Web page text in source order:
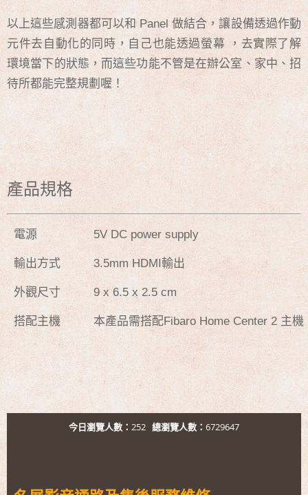
以上這些感測器都可以和 Panel 做結合，讓設備透過作動
元件去自動化的同時，自己也能透過螢幕 ，去實際了解
環境當下的狀態，而這些功能不管是在辦公室、家中、招
待所都能完整規劃喔！
產品規格
電源 5V DC power supply
輸出方式 3.5mm HDMI輸出
外觀尺寸 9 x 6.5 x 2.5 cm
搭配主機 本產品需搭配Fibaro Home Center 2 主機
今日瀏覽人數： 252 總瀏覽人數： 6729647